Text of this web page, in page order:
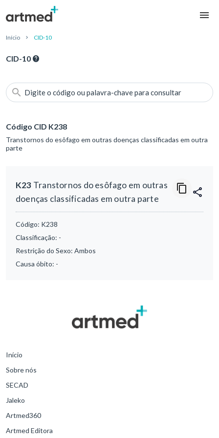
Início CID-10
CID-10
Digite o código ou palavra-chave para consultar
Código CID K238
Transtornos do esôfago em outras doenças classificadas em outra
parte
K23 Transtornos do esôfago em outras
doenças classificadas em outra parte
Código: K238
Classificação: -
Restrição do Sexo: Ambos
Causa óbito: -
Início
Sobre nós
SECAD
Jaleko
Artmed360
Artmed Editora